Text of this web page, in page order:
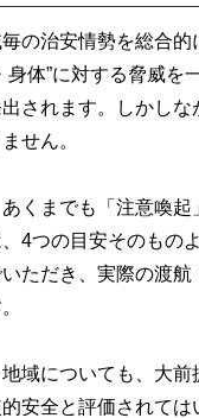
の治安情勢を総合的
体”に対する脅威を
されます。しかし
せん。
くまでも「注意喚起
4つの目安そのもの
ただき、実際の渡航
域についても、大前
安全と評価されては